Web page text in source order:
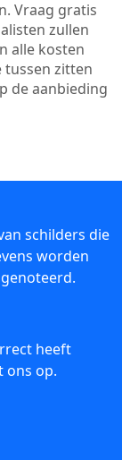
Vraag gratis
zullen
alle kosten
zitten
de aanbieding
schilders die
worden
heeft
ons op.